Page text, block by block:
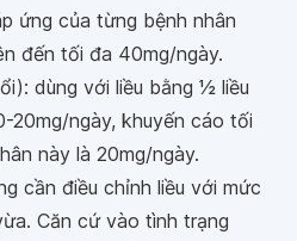
ứng của từng bệnh nhân
đến tối đa 40mg/ngày.
dùng với liều bằng 1⁄2 liều
20mg/ngày, khuyến cáo tối
này là 20mg/ngày.
cần điều chỉnh liều với mức
Căn cứ vào tình trạng